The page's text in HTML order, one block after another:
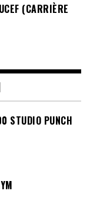
(CARRIÈRE
STUDIO PUNCH